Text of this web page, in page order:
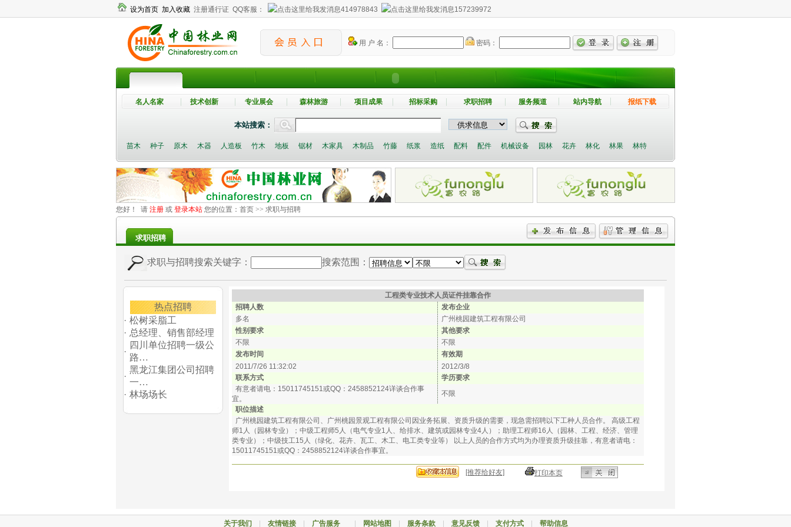
设为首页 加入收藏 注册通行证 QQ客服： 414978843 157239972
用 户 名： 密码：
名人名家 技术创新 专业展会 森林旅游 项目成果 招标采购 求职招聘 服务频道 站内导航 报纸下载
本站搜索：
苗木 种子 原木 木器 人造板 竹木 地板 锯材 木家具 木制品 竹藤 纸浆 造纸 配料 配件 机械设备 园林 花卉 林化 林果 林特
您好！ 请 注册 或 登录本站 您的位置： 首页 >> 求职与招聘
求职招聘
求职与招聘搜索关键字： 搜索范围：
热点招聘
· 松树采脂工
· 总经理、销售部经理
·
四川单位招聘一级公
路…
·
黑龙江集团公司招聘
一…
· 林场场长
工程类专业技术人员证件挂靠合作
招聘人数
发布企业
多名
广州桃园建筑工程有限公司
性别要求
其他要求
不限
不限
发布时间
有效期
2011/7/26 11:32:02
2012/3/8
联系方式
学历要求
有意者请电：15011745151或QQ：2458852124详谈合作事
宜。
不限
职位描述
广州桃园建筑工程有限公司、广州桃园景观工程有限公司因业务拓展、资质升级的需要，现急需招聘以下工种人员合作。 高级工程
师1人（园林专业）；中级工程师5人（电气专业1人、给排水、建筑或园林专业4人）；助理工程师16人（园林、工程、经济、管理
类专业）；中级技工15人（绿化、花卉、瓦工、木工、电工类专业等） 以上人员的合作方式均为办理资质升级挂靠，有意者请电：
15011745151或QQ：2458852124详谈合作事宜。
[推荐给好友] 打印本页
关于我们 友情链接| 广告服务 网站地图 服务条款| 意见反馈| 支付方式| 帮助信息